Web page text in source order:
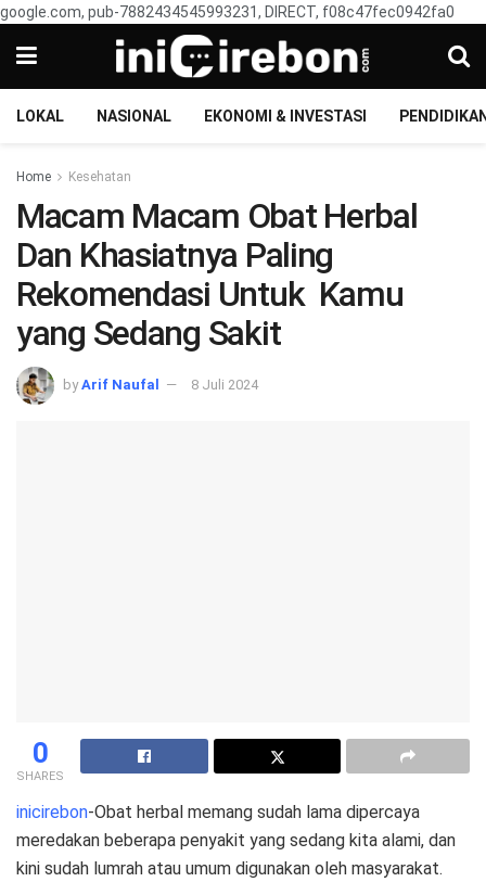
google.com, pub-7882434545993231, DIRECT, f08c47fec0942fa0
LOKAL NASIONAL EKONOMI & INVESTASI
Home Kesehatan
Macam Macam Obat Herbal
Dan Khasiatnya Paling
Rekomendasi Untuk Kamu
yang Sedang Sakit
by Arif Naufal 8 Juli 2024
0
SHARES
inicirebon-Obat herbal memang sudah lama dipercaya
meredakan beberapa penyakit yang sedang kita alami, dan
kini sudah lumrah atau umum digunakan oleh masyarakat.